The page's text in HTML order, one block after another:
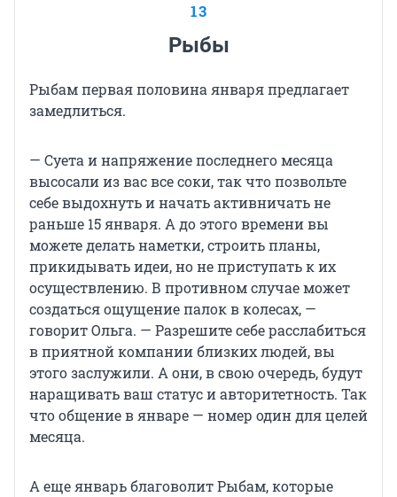
13
Рыбы
Рыбам первая половина января предлагает
замедлиться.
— Суета и напряжение последнего месяца
высосали из вас все соки, так что позвольте
себе выдохнуть и начать активничать не
раньше 15 января. А до этого времени вы
можете делать наметки, строить планы,
прикидывать идеи, но не приступать к их
осуществлению. В противном случае может
создаться ощущение палок в колесах, —
говорит Ольга. — Разрешите себе расслабиться
в приятной компании близких людей, вы
этого заслужили. А они, в свою очередь, будут
наращивать ваш статус и авторитетность. Так
что общение в январе — номер один для целей
месяца.
А еще январь благоволит Рыбам, которые